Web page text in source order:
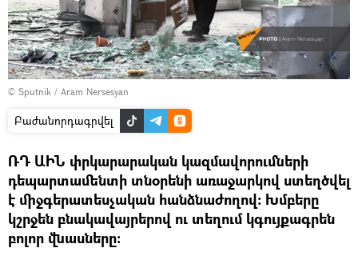
© Sputnik / Aram Nersesyan
Բաժանորդագրվել
ՌԴ ԱԻՆ փրկարարական կազմավորումների
դեպարտամենտի տնօրենի առաջարկով ստեղծվել
է միջգերատեսչական հանձնաժողով։ Խմբերը
կշրջեն բնակավայրերով ու տեղում կգույքագրեն
բոլոր վնասները: